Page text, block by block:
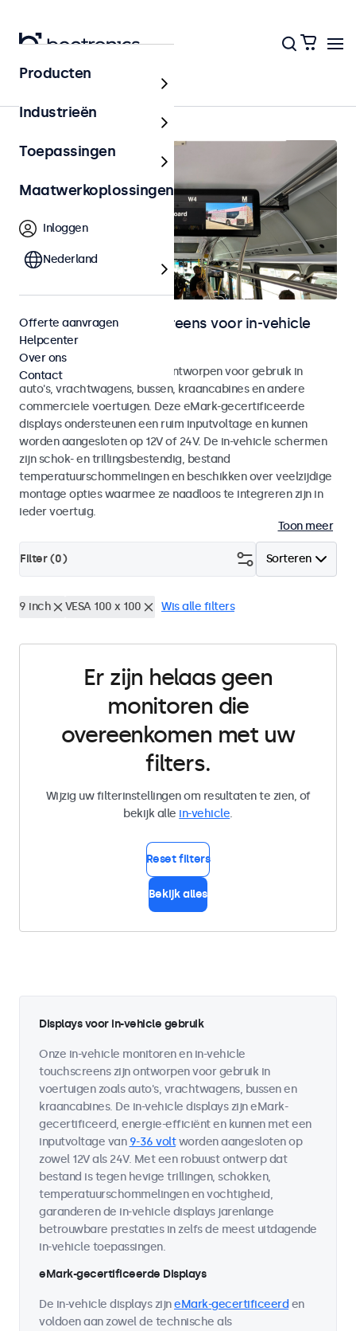
In-vehicle
Monitoren en touchscreens voor in-vehicle
gebruik
Monitoren en touchscreens ontworpen voor gebruik in
auto's, vrachtwagens, bussen, kraancabines en andere
commerciele voertuigen. Deze eMark-gecertificeerde
displays ondersteunen een ruim inputvoltage en kunnen
worden aangesloten op 12V of 24V. De in-vehicle schermen
zijn schok- en trillingsbestendig, bestand
temperatuurschommelingen en beschikken over veelzijdige
montage opties waarmee ze naadloos te integreren zijn in
ieder voertuig.
Toon meer
Sorteren
Filter (0)
9 inch VESA 100 x 100 Wis alle filters
Er zijn helaas geen
monitoren die
overeenkomen met uw
filters.
Wijzig uw filterinstellingen om resultaten te zien, of
bekijk alle in-vehicle.
Reset filters
Bekijk alles
Displays voor in-vehicle gebruik
Onze in-vehicle monitoren en in-vehicle
touchscreens zijn ontworpen voor gebruik in
voertuigen zoals auto's, vrachtwagens, bussen en
kraancabines. De in-vehicle displays zijn eMark-
gecertificeerd, energie-efficiënt en kunnen met een
inputvoltage van 9-36 voltworden aangesloten op
zowel 12V als 24V. Met een robuust ontwerp dat
bestand is tegen hevige trillingen, schokken,
temperatuurschommelingen en vochtigheid,
garanderen de in-vehicle displays jarenlange
betrouwbare prestaties in zelfs de meest uitdagende
in-vehicle toepassingen.
eMark-gecertificeerde Displays
De in-vehicle displays zijneMark-gecertificeerd en
voldoen aan zowel de technische als
Producten
Industrieën
Toepassingen
Maatwerkoplossingen
Inloggen
Nederland
Offerte aanvragen
Helpcenter
Over ons
Contact